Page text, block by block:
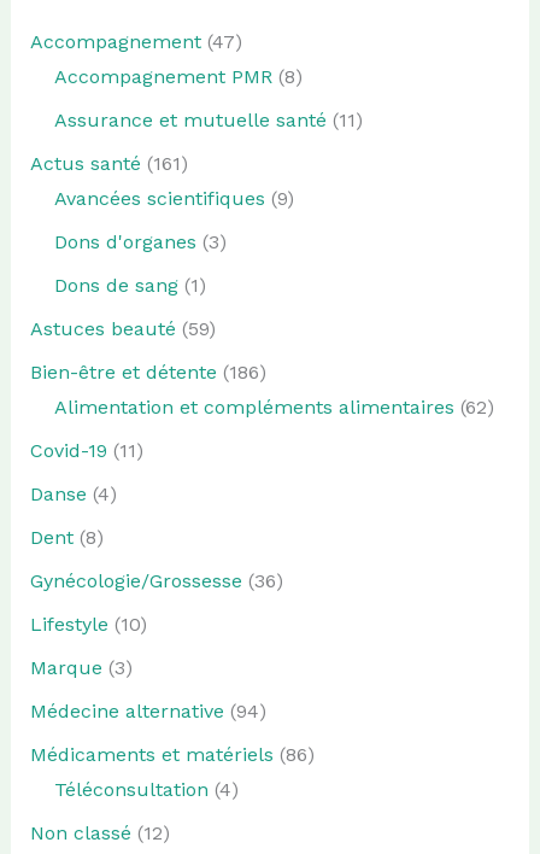
Accompagnement(47)
Accompagnement PMR(8)
Assurance et mutuelle santé (11)
Actus santé (161)
Avancées scientifiques (9)
Dons d'organes (3)
Dons de sang(1)
Astuces beauté (59)
Bien-être et détente (186)
Alimentation et compléments alimentaires (62)
Covid-19 (11)
Danse (4)
Dent(8)
Gynécologie/Grossesse (36)
Lifestyle (10)
Marque (3)
Médecine alternative (94)
Médicaments et matériels (86)
Téléconsultation (4)
Non classé (12)